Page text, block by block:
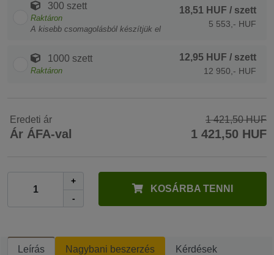
300 szett
Raktáron
A kisebb csomagolásból készítjük el
18,51 HUF / szett
5 553,- HUF
1000 szett
Raktáron
12,95 HUF / szett
12 950,- HUF
Eredeti ár 1 421,50 HUF
Ár ÁFA-val 1 421,50 HUF
+
-
KOSÁRBA TENNI
Leírás Nagybani beszerzés Kérdések